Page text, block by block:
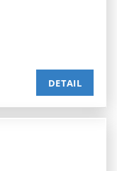
DETAIL